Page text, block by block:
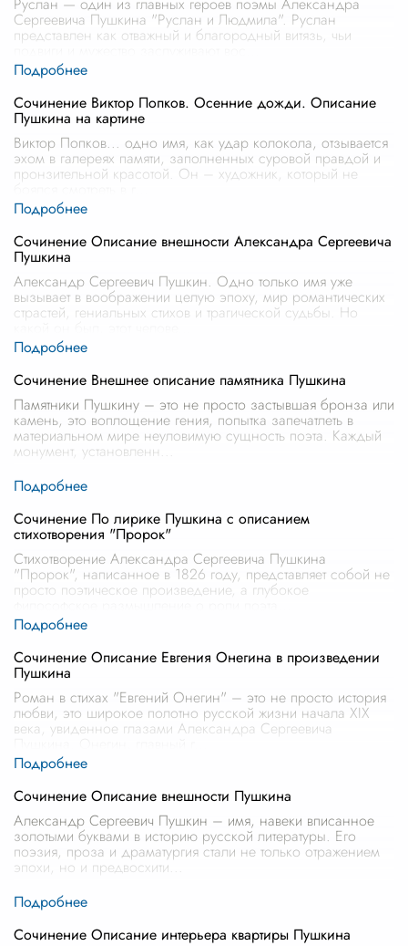
Сергеевича Пушкина "Руслан и Людмила". Руслан
представлен как отважный и благородный витязь, чьи
Сочинение Виктор Попков. Осенние дожди. Описание
Пушкина на картине
Виктор Попков... одно имя, как удар колокола, отзывается
эхом в галереях памяти, заполненных суровой правдой и
пронзительной красотой. Он – художник, который не
Сочинение Описание внешности Александра Сергеевича
Пушкина
Александр Сергеевич Пушкин. Одно только имя уже
вызывает в воображении целую эпоху, мир романтических
страстей, гениальных стихов и трагической судьбы. Но
Сочинение Внешнее описание памятника Пушкина
Памятники Пушкину – это не просто застывшая бронза или
камень, это воплощение гения, попытка запечатлеть в
материальном мире неуловимую сущность поэта. Каждый
монумент, установленн
Сочинение По лирике Пушкина с описанием
стихотворения "Пророк"
Стихотворение Александра Сергеевича Пушкина
"Пророк", написанное в 1826 году, представляет собой не
просто поэтическое произведение, а глубокое
Сочинение Описание Евгения Онегина в произведении
Пушкина
Роман в стихах "Евгений Онегин" – это не просто история
любви, это широкое полотно русской жизни начала XIX
века, увиденное глазами Александра Сергеевича
Сочинение Описание внешности Пушкина
Александр Сергеевич Пушкин – имя, навеки вписанное
золотыми буквами в историю русской литературы. Его
поэзия, проза и драматургия стали не только отражением
эпохи, но и предвосхити
Сочинение Описание интерьера квартиры Пушкина